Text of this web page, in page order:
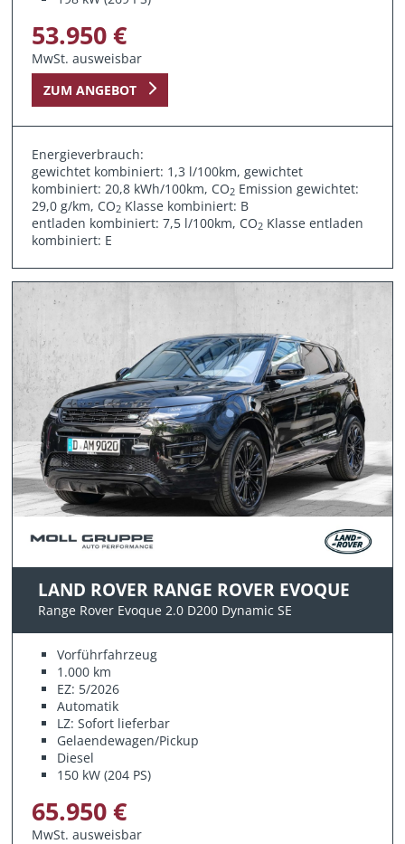
53.950 €
MwSt. ausweisbar
ZUM ANGEBOT
Energieverbrauch:
gewichtet kombiniert: 1,3 l/100km, gewichtet
kombiniert: 20,8 kWh/100km, CO2 Emission gewichtet:
29,0 g/km, CO2 Klasse kombiniert: B
entladen kombiniert: 7,5 l/100km, CO2 Klasse entladen
kombiniert: E
LAND ROVER RANGE ROVER EVOQUE
Range Rover Evoque 2.0 D200 Dynamic SE
Vorführfahrzeug
1.000 km
EZ: 5/2026
Automatik
LZ: Sofort lieferbar
Gelaendewagen/Pickup
Diesel
150 kW (204 PS)
65.950 €
MwSt. ausweisbar